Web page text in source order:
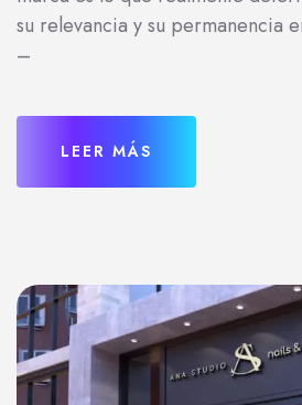
su relevancia y su permanencia
–
LEER MÁS